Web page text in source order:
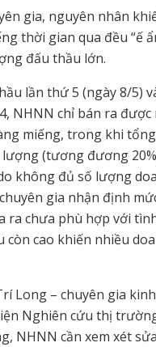
gia, nguyên nhân
thời gian qua đều “ế
đấu thầu lớn.
lần thứ 5 (ngày 8/5)
NHNN chỉ bán ra được
miếng, trong khi
(tương đương
không đủ số lượng
gia nhận định
ra chưa phù hợp với
còn cao khiến nhiều
Long – chuyên gia
Nghiên cứu thị
NHNN cần xem xét